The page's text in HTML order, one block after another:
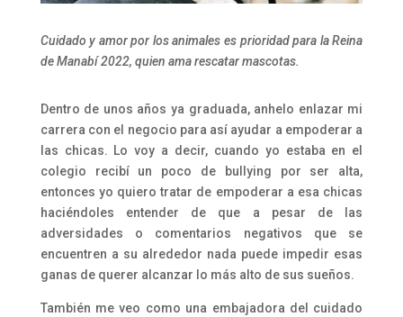
Cuidado y amor por los animales es prioridad para la Reina
de Manabí 2022, quien ama rescatar mascotas.
Dentro de unos años ya graduada, anhelo enlazar mi
carrera con el negocio para así ayudar a empoderar a
las chicas. Lo voy a decir, cuando yo estaba en el
colegio recibí un poco de bullying por ser alta,
entonces yo quiero tratar de empoderar a esa chicas
haciéndoles entender de que a pesar de las
adversidades o comentarios negativos que se
encuentren a su alrededor nada puede impedir esas
ganas de querer alcanzar lo más alto de sus sueños.
También me veo como una embajadora del cuidado